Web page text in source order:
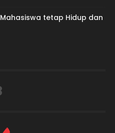
tetap Hidup dan